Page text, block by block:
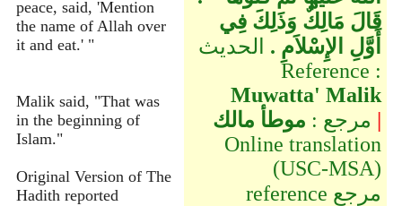
peace, said, 'Mention
the name of Allah over
it and eat.' "
Malik said, "That was
in the beginning of
Islam."
Original Version of The
Hadith reported
قَالَ مَالِكٌ وَذَلِكَ فِي
أَوَّلِ الإِسْلاَمِ ‏.‏ الحديث
Reference :
Muwatta' Malik
مرجع : موطأ مالك
|
Online translation
(USC-MSA)
reference مرجع